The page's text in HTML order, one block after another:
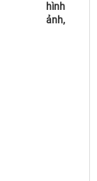
hình
ảnh,